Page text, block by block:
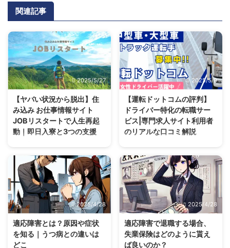
関連記事
2025/5/27
【ヤバい状況から脱出】住
み込み お仕事情報サイト
JOBリスタートで人生再起
動｜即日入寮と3つの支援
なヤバい状況からJOBリスタート
が脱出を支援。住み込み仕事や即
日入寮、家賃無料寮を提供し、あ
なたの人生再起動をサポート。生
活困窮者支援も。まずはLINE相
談を。
2025/5/9
【運転ドットコムの評判】
ドライバー特化の転職サー
ビス|専門求人サイト利用者
のリアルな口コミ解説
ト「運転ドットコム」のリアルな
評判・口コミを解説。利用者の声
からわかるサービスの特徴、良い
点・悪い点、未経験やどんなドラ
イバーにおすすめかを紹介。
2025/4/28
適応障害とは？原因や症状
を知る｜うつ病との違いは
どこ
2025/4/28
適応障害で退職する場合、
失業保険はどのように貰え
ば良いのか？